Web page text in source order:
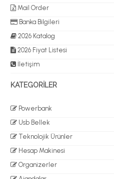
Mail Order
Banka Bilgileri
2026 Katalog
2026 Fiyat Listesi
İletişim
KATEGORİLER
Powerbank
Usb Bellek
Teknolojik Ürünler
Hesap Makinesi
Organizerler